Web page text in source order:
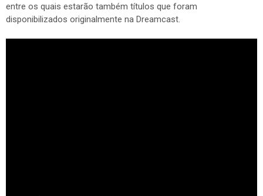
entre os quais estarão também títulos que foram
disponibilizados originalmente na Dreamcast.